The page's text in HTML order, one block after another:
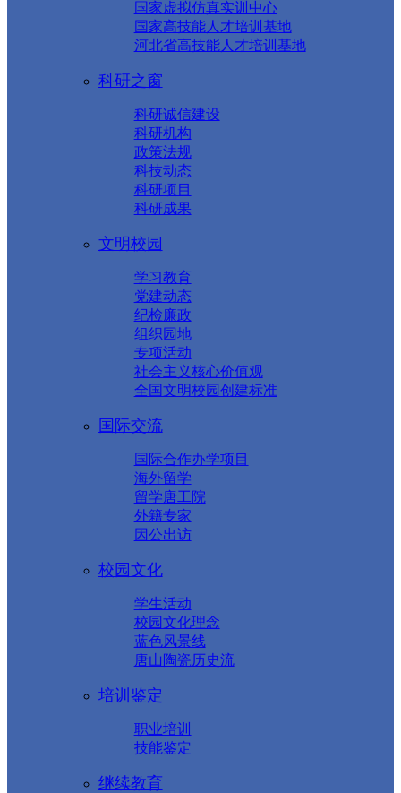
国家虚拟仿真实训中心
国家高技能人才培训基地
河北省高技能人才培训基地
科研之窗
科研诚信建设
科研机构
政策法规
科技动态
科研项目
科研成果
文明校园
学习教育
党建动态
纪检廉政
组织园地
专项活动
社会主义核心价值观
全国文明校园创建标准
国际交流
国际合作办学项目
海外留学
留学唐工院
外籍专家
因公出访
校园文化
学生活动
校园文化理念
蓝色风景线
唐山陶瓷历史流
培训鉴定
职业培训
技能鉴定
继续教育